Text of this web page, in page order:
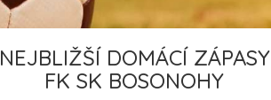
NEJBLIŽŠÍ DOMÁCÍ ZÁPASY
FK SK BOSONOHY